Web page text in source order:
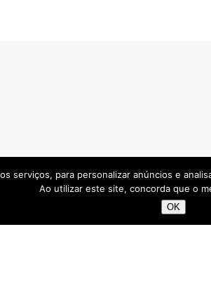
serviços, para personalizar anúncios e
Ao utilizar este site, concorda que o
OK